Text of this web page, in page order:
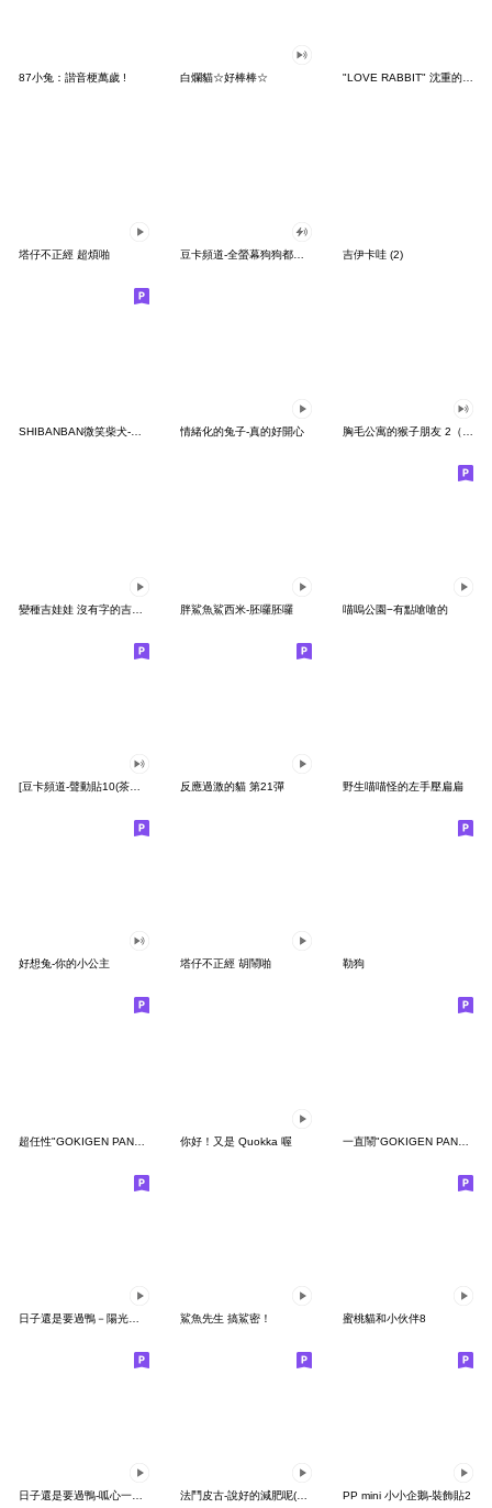
87小兔：諧音梗萬歲 ! 白爛貓☆好棒棒☆ "LOVE RABBIT" 沈重的愛 台灣版
塔仔不正經 超煩啪 吉伊卡哇 (2)
SHIBANBAN微笑柴犬-廢柴寶寶日常 情緒化的兔子-真的好開心 胸毛公寓的猴子朋友 2（有聲動態）
胖鯊魚鯊西米-胚囉胚囉 喵嗚公園−有點嗆嗆的
反應過激的貓 第21彈 野生喵喵怪的左手壓扁扁
好想兔-你的小公主 塔仔不正經 胡鬧啪 勒狗
你好！又是 Quokka 喔 一直鬧"GOKIGEN PANDA" 台灣版
鯊魚先生 搞鯊密！ 蜜桃貓和小伙伴8
日子還是要過鴨-呱心一下鴨 法鬥皮古-說好的減肥呢(第15彈) PP mini 小小企鵝-裝飾貼2